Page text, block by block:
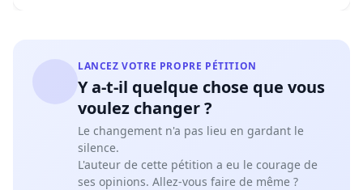
LANCEZ VOTRE PROPRE PÉTITION
Y a-t-il quelque chose que vous
voulez changer ?
Le changement n'a pas lieu en gardant le
silence.
L'auteur de cette pétition a eu le courage de
ses opinions. Allez-vous faire de même ?